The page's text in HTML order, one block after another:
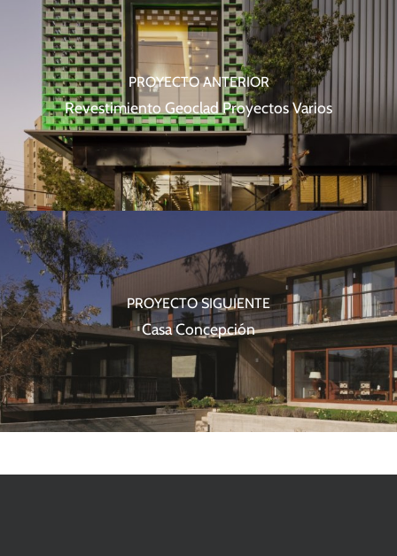
PROYECTO ANTERIOR
Revestimiento Geoclad Proyectos Varios
PROYECTO SIGUIENTE
Casa Concepción